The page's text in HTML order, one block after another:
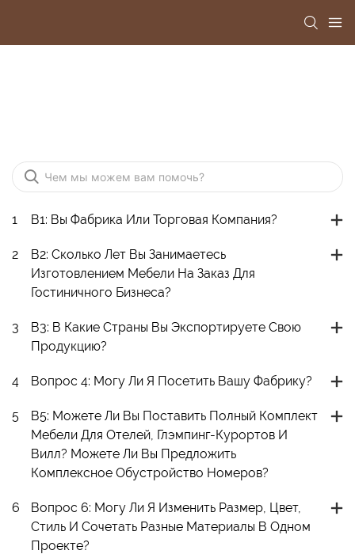
1 В1: Вы Фабрика Или Торговая Компания?
2
В2: Сколько Лет Вы Занимаетесь
Изготовлением Мебели На Заказ Для
Гостиничного Бизнеса?
3
В3: В Какие Страны Вы Экспортируете Свою
Продукцию?
4 Вопрос 4: Могу Ли Я Посетить Вашу Фабрику?
5
В5: Можете Ли Вы Поставить Полный Комплект
Мебели Для Отелей, Глэмпинг-Курортов И
Вилл? Можете Ли Вы Предложить
Комплексное Обустройство Номеров?
6
Вопрос 6: Могу Ли Я Изменить Размер, Цвет,
Стиль И Сочетать Разные Материалы В Одном
Проекте?